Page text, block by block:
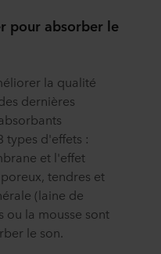
pour absorber le
la qualité
dernières
types d'effets :
et l'effet
tendres et
(laine de
ou la mousse sont
le son.